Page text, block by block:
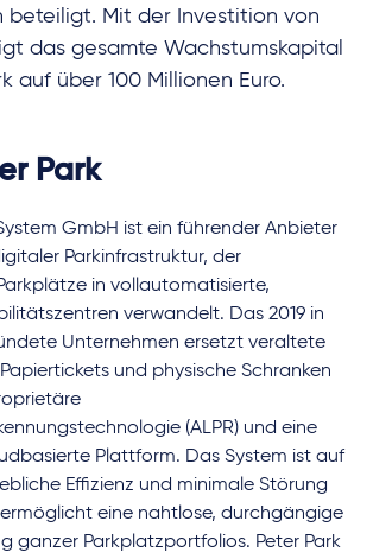
beteiligt. Mit der Investition von
das gesamte Wachstumskapital
auf über 100 Millionen Euro.
Park
GmbH ist ein führender Anbieter
Parkinfrastruktur, der
in vollautomatisierte,
verwandelt. Das 2019 in
Unternehmen ersetzt veraltete
und physische Schranken
(ALPR) und eine
Plattform. Das System ist auf
Effizienz und minimale Störung
eine nahtlose, durchgängige
ganzer Parkplatzportfolios. Peter Park